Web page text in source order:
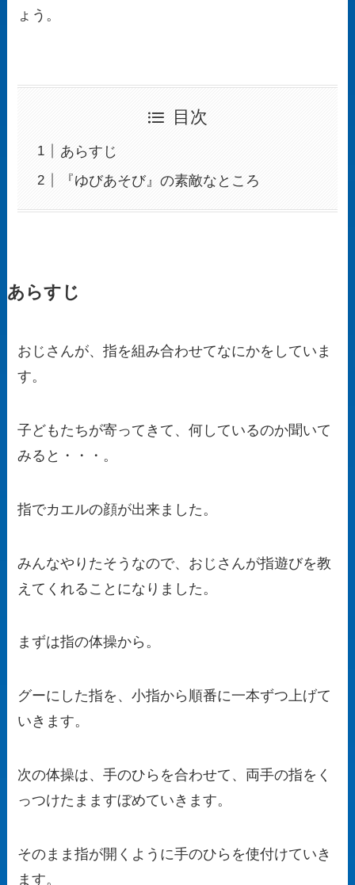
ょう。
目次
あらすじ
『ゆびあそび』の素敵なところ
あらすじ
おじさんが、指を組み合わせてなにかをしていま
す。
子どもたちが寄ってきて、何しているのか聞いて
みると・・・。
指でカエルの顔が出来ました。
みんなやりたそうなので、おじさんが指遊びを教
えてくれることになりました。
まずは指の体操から。
グーにした指を、小指から順番に一本ずつ上げて
いきます。
次の体操は、手のひらを合わせて、両手の指をく
っつけたまますぼめていきます。
そのまま指が開くように手のひらを使付けていき
ます。